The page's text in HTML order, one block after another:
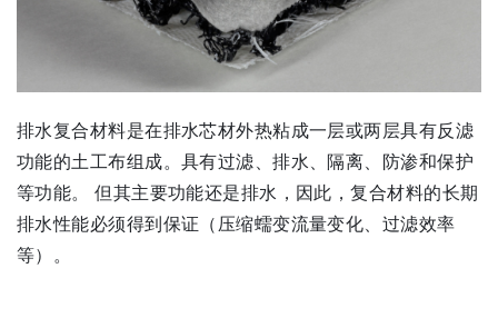
排水复合材料是在排水芯材外热粘成一层或两层具有反滤
功能的土工布组成。具有过滤、排水、隔离、防渗和保护
等功能。 但其主要功能还是排水，因此，复合材料的长期
排水性能必须得到保证（压缩蠕变流量变化、过滤效率
等）。